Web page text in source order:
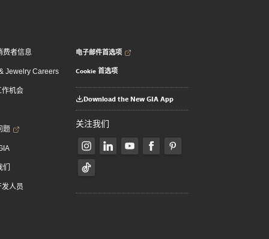
费者信息
Jewelry Careers
作机会
题
发人员
电子邮件首选项
Cookie 首选项
Download the New GIA App
关注我们